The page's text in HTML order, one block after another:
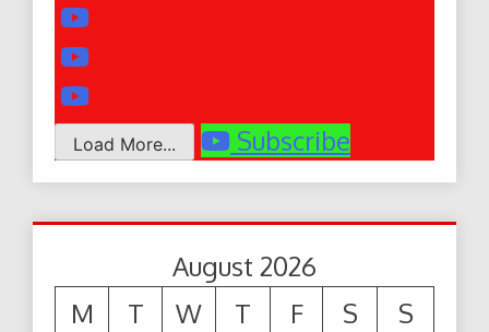
Load More... Subscribe
August 2026
M
T W T F S
S